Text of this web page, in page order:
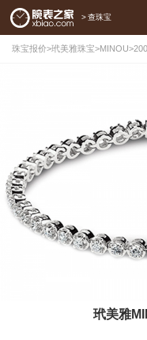
> 查珠宝
珠宝报价>玳美雅珠宝>MINOU>
玳美雅